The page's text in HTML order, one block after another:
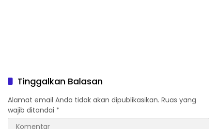
Tinggalkan Balasan
Alamat email Anda tidak akan dipublikasikan. Ruas yang
wajib ditandai *